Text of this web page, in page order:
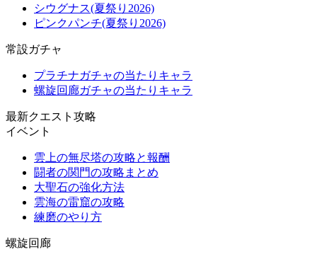
シウグナス(夏祭り2026)
ピンクパンチ(夏祭り2026)
常設ガチャ
プラチナガチャの当たりキャラ
螺旋回廊ガチャの当たりキャラ
最新クエスト攻略
イベント
雲上の無尽塔の攻略と報酬
闘者の関門の攻略まとめ
大聖石の強化方法
雲海の雷窟の攻略
練磨のやり方
螺旋回廊